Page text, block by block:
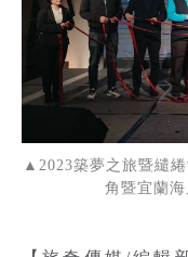
▲2023築夢之旅暨繾
角暨宜蘭